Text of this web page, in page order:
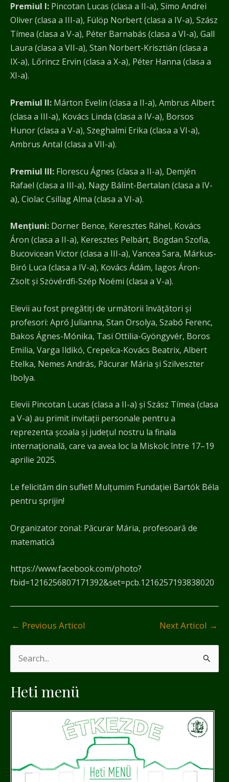
Premiul I: Pincotan Lucas (clasa a II-a), Simo Andrei
Oliver (clasa a III-a), Fülöp Norbert (clasa a IV-a), Szász
Tímea (clasa a V-a), Péter Barnabás (clasa a VI-a), Gall
Laura (clasa a VII-a), Stan Norbert-Krisztián (clasa a
IX-a), Lőrincz Ervin (clasa a X-a), Péter Hanna (clasa a
XI-a).
Premiul II: Márton Evelin (clasa a II-a), Ambrus Albert
(clasa a III-a), Kovács Linda (clasa a IV-a), Borsos
Hunor (clasa a V-a), Szeghalmi Erika (clasa a VI-a),
Ambrus Antal (clasa a VII-a).
Premiul III: Florescu Ágnes (clasa a II-a), Demjén
Rafael (clasa a III-a), Nagy Bálint-Bertalan (clasa a IV-
a), Ciolac Csillag Alma (clasa a VI-a).
Mențiuni: Dorner Bence, Keresztes Ráhel, Kovács
Áron (clasa a II-a), Keresztes Pelbárt, Bogdan Szofia,
Bucovicean Victor (clasa a III-a), Vancea Sara, Márkus-
Biró Luca (clasa a IV-a), Kovács Ádám, Iagos Áron-
Zsolt și Szövérdfi-Szép Noémi (clasa a V-a).
Elevii au fost pregătiți de următorii învățători și
profesori: Apró Julianna, Stan Orsolya, Szabó Ferenc,
Bakos Ágnes-Mónika, Tasi Ottilia-Gyöngyvér, Boros
Emilia, Varga Ildikó, Crepelca-Kovács Beatrix, Albert
Etelka, Nemes András, Păcurar Mária și Szilveszter
Ibolya.
Elevii Pincotan Lucas (clasa a II-a) și Szász Tímea (clasa
a V-a) au primit invitații personale pentru a
reprezenta școala și județul nostru la finala
internațională, care va avea loc la Miskolc între 17–19
aprilie 2025.
Le felicităm din suflet! Mulțumim Fundației Bartók Béla
pentru sprijin!
Organizator zonal: Păcurar Mária, profesoară de
matematică
https://www.facebook.com/photo?
fbid=1216256807171392&set=pcb.1216257193838020
← Previous Articol Next Articol →
a
r
Heti menü